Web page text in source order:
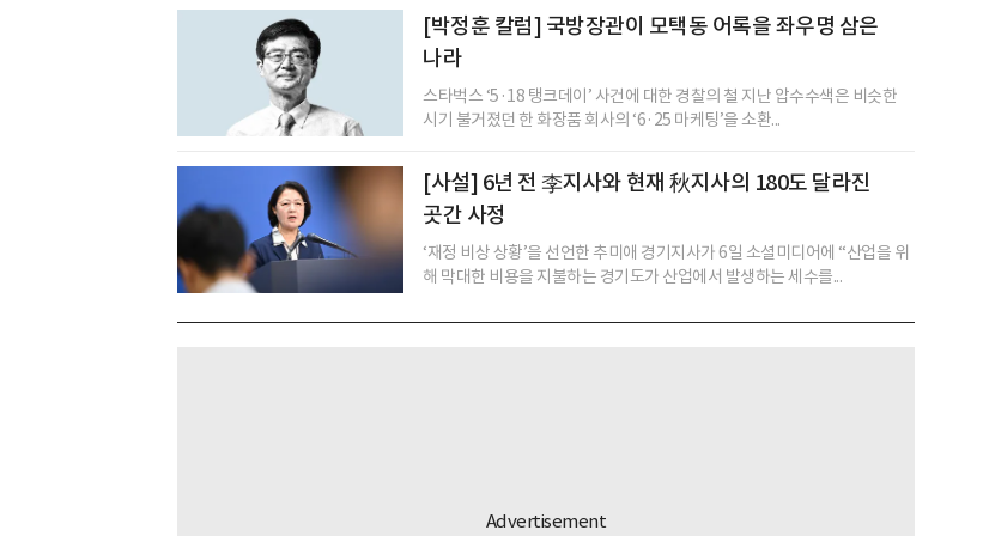
[박정훈 칼럼] 국방장관이 모택동 어록을 좌우명 삼은
나라
스타벅스 ‘5·18 탱크데이’ 사건에 대한 경찰의 철 지난 압수수색은 비슷한
시기 불거졌던 한 화장품 회사의 ‘6·25 마케팅’을 소환...
[사설] 6년 전 李지사와 현재 秋지사의 180도 달라진
곳간 사정
‘재정 비상 상황’을 선언한 추미애 경기지사가 6일 소셜미디어에 “산업을 위
해 막대한 비용을 지불하는 경기도가 산업에서 발생하는 세수를...